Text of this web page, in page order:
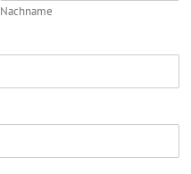
Nachname